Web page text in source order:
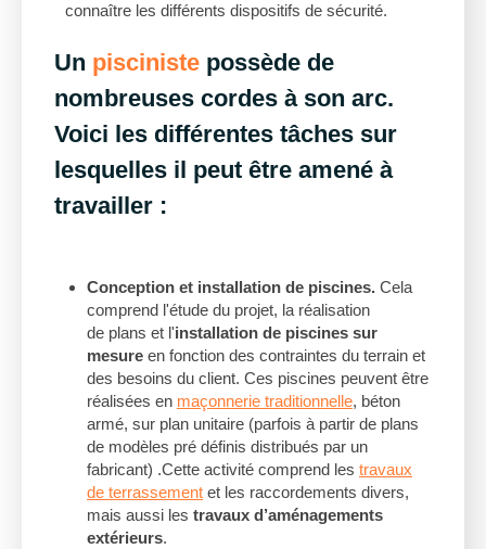
connaître les différents dispositifs de sécurité.
Un pisciniste possède de
nombreuses cordes à son arc.
Voici les différentes tâches sur
lesquelles il peut être amené à
travailler :
Conception et installation de piscines. Cela
comprend l'étude du projet, la réalisation
de plans et l'installation de piscines sur
mesure en fonction des contraintes du terrain et
des besoins du client. Ces piscines peuvent être
réalisées en maçonnerie traditionnelle, béton
armé, sur plan unitaire (parfois à partir de plans
de modèles pré définis distribués par un
fabricant) .Cette activité comprend les travaux
de terrassement et les raccordements divers,
mais aussi les travaux d’aménagements
extérieurs.